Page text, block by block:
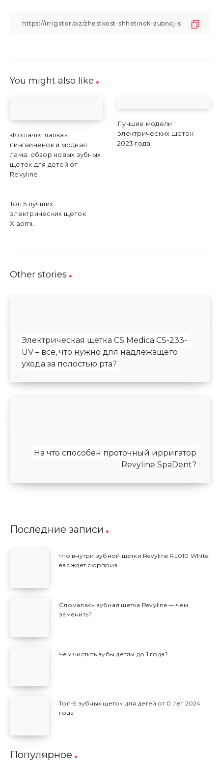
You might also like
«Кошачья лапка»,
пингвиненок и модная
лама: обзор новых зубных
щеток для детей от
Revyline
Лучшие модели
электрических щеток
2023 года
Топ 5 лучших
электрических щеток
Xiaomi.
Other stories
Электрическая щетка CS Medica CS-233-
UV – все, что нужно для надлежащего
ухода за полостью рта?
На что способен проточный ирригатор
Revyline SpaDent?
Последние записи
Что внутри зубной щетки Revyline RL010 White:
вас ждет сюрприз
Сломалась зубная щетка Revyline — чем
заменить?
Чем чистить зубы детям до 1 года?
Топ-5 зубных щеток для детей от 0 лет 2024
года
Популярное